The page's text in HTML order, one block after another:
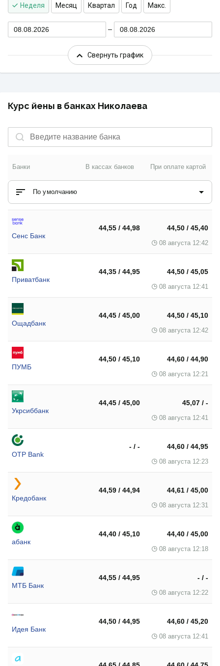
Неделя Месяц Квартал Год Макс.
08.08.2026 08.08.2026
Свернуть график
Курс йены в банках Николаева
Банки В кассах банков При оплате картой
По умолчанию
Сенс Банк
44,55 / 44,98 44,50 / 45,40
08 августа 12:42
Приватбанк
44,35 / 44,95 44,50 / 45,05
08 августа 12:41
Ощадбанк
44,45 / 45,00 44,50 / 45,10
08 августа 12:42
ПУМБ
44,50 / 45,10 44,60 / 44,90
08 августа 12:21
Укрсиббанк
44,45 / 45,00 45,07 / -
08 августа 12:41
OTP Bank
- / - 44,60 / 44,95
08 августа 12:23
Кредобанк
44,59 / 44,94 44,61 / 45,00
08 августа 12:31
абанк
44,40 / 45,10 44,40 / 45,00
08 августа 12:18
МТБ Банк
44,55 / 44,95 - / -
08 августа 12:22
Идея Банк
44,50 / 44,95 44,60 / 45,20
08 августа 12:41